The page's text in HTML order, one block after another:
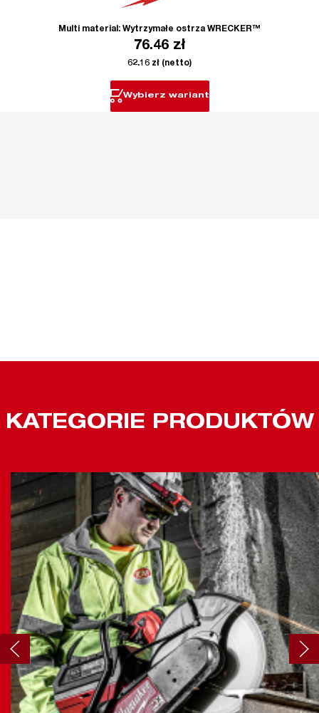
Multi material: Wytrzymałe ostrza WRECKER™
76.46 zł
62.16 zł (netto)
Wybierz wariant
KATEGORIE PRODUKTÓW